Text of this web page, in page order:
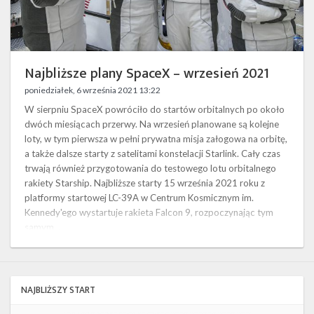
Kalendarze
Najbliższe plany SpaceX – wrzesień 2021
poniedziałek, 6 września 2021 13:22
W sierpniu SpaceX powróciło do startów orbitalnych po około
dwóch miesiącach przerwy. Na wrzesień planowane są kolejne
loty, w tym pierwsza w pełni prywatna misja załogowa na orbitę,
a także dalsze starty z satelitami konstelacji Starlink. Cały czas
trwają również przygotowania do testowego lotu orbitalnego
rakiety Starship. Najbliższe starty 15 września 2021 roku z
platformy startowej LC-39A w Centrum Kosmicznym im.
Kennedy'ego wystartuje rakieta Falcon 9, rozpoczynając tym
NAJBLIŻSZY START